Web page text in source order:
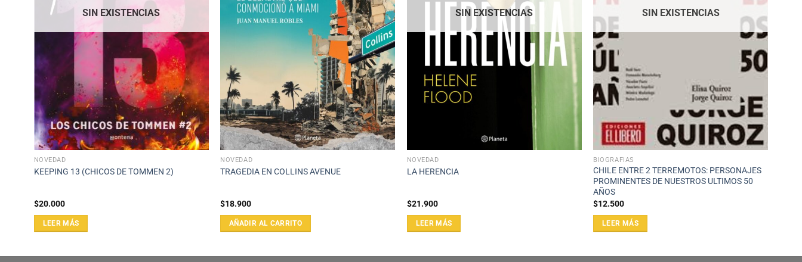
SIN EXISTENCIAS
NOVEDAD
KEEPING 13 (CHICOS DE TOMMEN 2)
$20.000
LEER MÁS
NOVEDAD
TRAGEDIA EN COLLINS AVENUE
$18.900
AÑADIR AL CARRITO
SIN EXISTENCIAS
NOVEDAD
LA HERENCIA
$21.900
LEER MÁS
SIN EXISTENCIAS
BIOGRAFÍAS
CHILE ENTRE 2 TERREMOTOS: PERSONAJES
PROMINENTES DE NUESTROS ULTIMOS 50
AÑOS
$12.500
LEER MÁS